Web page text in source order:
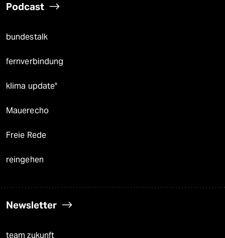
Podcast
bundestalk
fernverbindung
klima update°
Mauerecho
Freie Rede
reingehen
Newsletter
team zukunft